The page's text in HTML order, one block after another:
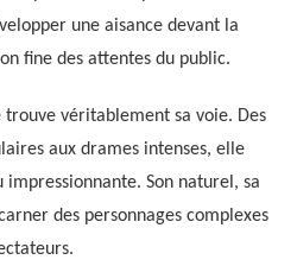
une aisance devant la
fine des attentes du public.
trouve véritablement sa voie. Des
aux drames intenses, elle
Son naturel, sa
des personnages complexes